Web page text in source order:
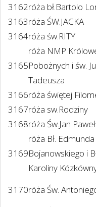
3162róża bł.Bartolo
3163róża ŚW.JACKA
3164róża św.RITY
3165
róża NMP
Pobożnych i św.
Tadeusza
3166róża świętej
3167róża sw.Rodziny
3168róża Św.Jan
3169
róża Bł. Edmunda
Bojanowskiego i
Karoliny
3170róża Św.